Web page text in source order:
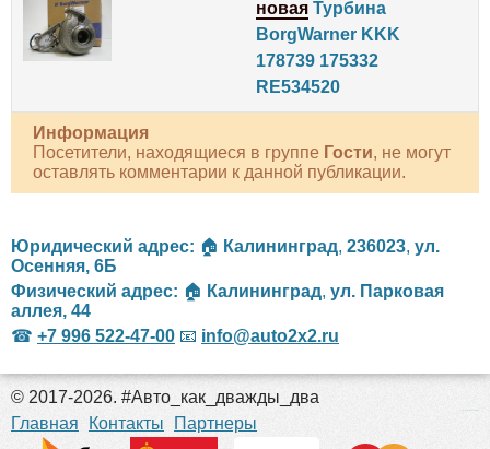
новая Турбина
BorgWarner KKK
178739 175332
RE534520
Информация
Посетители, находящиеся в группе Гости, не могут
оставлять комментарии к данной публикации.
Юридический адрес: 🏠 Калининград, 236023, ул.
Осенняя, 6Б
Физический адрес: 🏠 Калининград, ул. Парковая
аллея, 44
☎ +7 996 522-47-00 📧 info@auto2x2.ru
© 2017-2026. #Авто_как_дважды_два
Главная
Контакты Партнеры